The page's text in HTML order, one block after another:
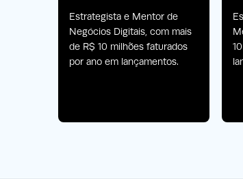
Estrategista e Mentor de
Negócios Digitais, com mais
de R$ 10 milhões faturados
por ano em lançamentos.